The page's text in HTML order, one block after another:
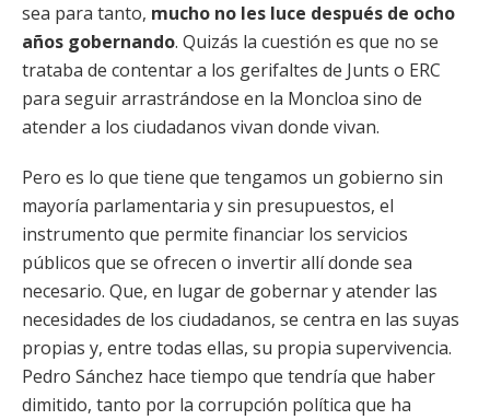
sea para tanto, mucho no les luce después de ocho
años gobernando. Quizás la cuestión es que no se
trataba de contentar a los gerifaltes de Junts o ERC
para seguir arrastrándose en la Moncloa sino de
atender a los ciudadanos vivan donde vivan.
Pero es lo que tiene que tengamos un gobierno sin
mayoría parlamentaria y sin presupuestos, el
instrumento que permite financiar los servicios
públicos que se ofrecen o invertir allí donde sea
necesario. Que, en lugar de gobernar y atender las
necesidades de los ciudadanos, se centra en las suyas
propias y, entre todas ellas, su propia supervivencia.
Pedro Sánchez hace tiempo que tendría que haber
dimitido, tanto por la corrupción política que ha